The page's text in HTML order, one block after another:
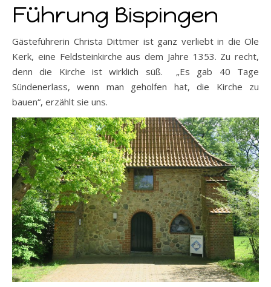
Führung Bispingen
Gästeführerin Christa Dittmer ist ganz verliebt in die Ole
Kerk, eine Feldsteinkirche aus dem Jahre 1353. Zu recht,
denn die Kirche ist wirklich süß. „Es gab 40 Tage
Sündenerlass, wenn man geholfen hat, die Kirche zu
bauen“, erzählt sie uns.